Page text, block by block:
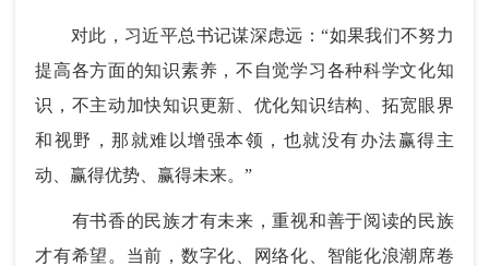
对此，习近平总书记谋深虑远：“如果我们不努力
提高各方面的知识素养，不自觉学习各种科学文化知
识，不主动加快知识更新、优化知识结构、拓宽眼界
和视野，那就难以增强本领，也就没有办法赢得主
动、赢得优势、赢得未来。”
有书香的民族才有未来，重视和善于阅读的民族
才有希望。当前，数字化、网络化、智能化浪潮席卷